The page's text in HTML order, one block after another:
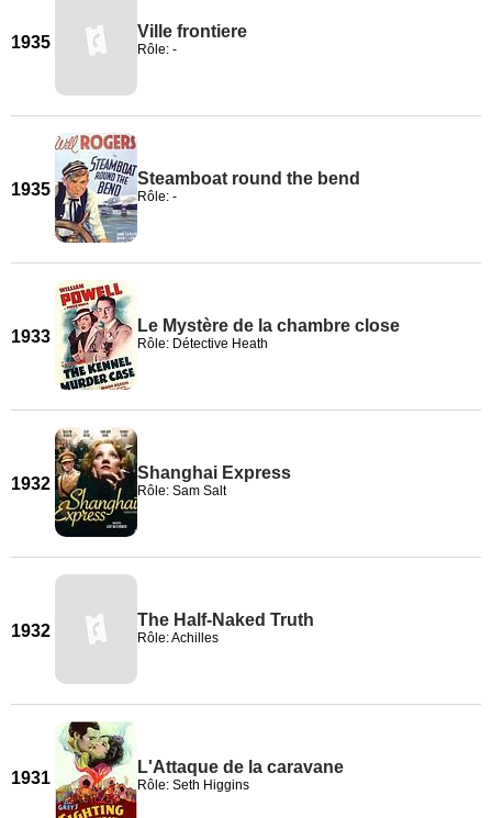
1935
Ville frontiere
Rôle: -
1935
Steamboat round the bend
Rôle: -
1933
Le Mystère de la chambre close
Rôle: Détective Heath
1932
Shanghai Express
Rôle: Sam Salt
1932
The Half-Naked Truth
Rôle: Achilles
1931
L'Attaque de la caravane
Rôle: Seth Higgins